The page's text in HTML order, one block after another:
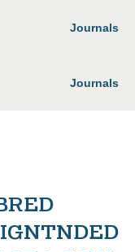
Journals
Journals